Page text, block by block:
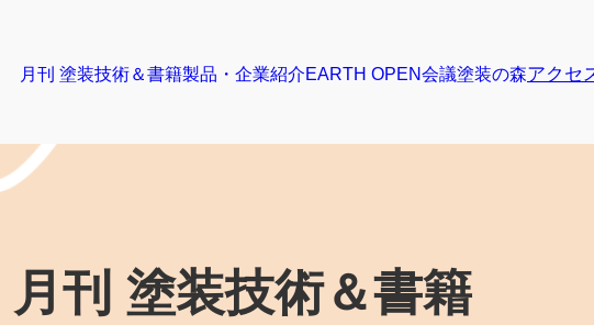
月刊 塗装技術＆書籍製品・企業紹介EARTH OPEN会議塗装の森アクセ
月刊 塗装技術＆書籍